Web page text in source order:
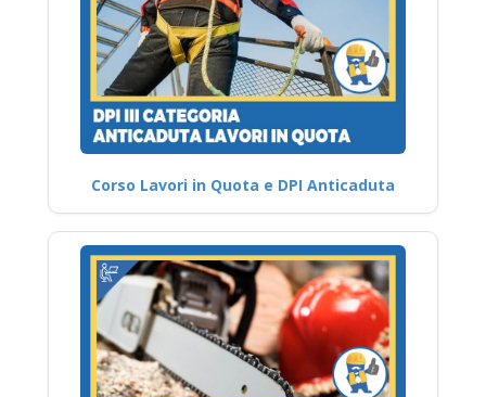
Corso Lavori in Quota e DPI Anticaduta